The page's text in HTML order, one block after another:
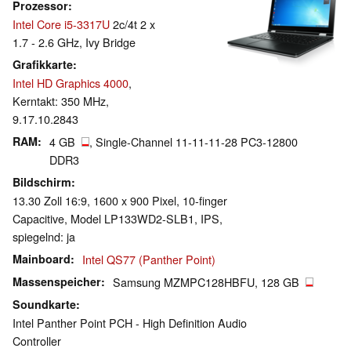
Prozessor
Intel Core i5-3317U2c/4t 2 x
1.7 - 2.6 GHz, Ivy Bridge
Grafikkarte
Intel HD Graphics 4000,
Kerntakt: 350 MHz,
9.17.10.2843
RAM 4 GB
, Single-Channel 11-11-11-28 PC3-12800
DDR3
Bildschirm
13.30 Zoll 16:9, 1600 x 900 Pixel, 10-finger
Capacitive, Model LP133WD2-SLB1, IPS,
spiegelnd: ja
Mainboard Intel QS77 (Panther Point)
Massenspeicher Samsung MZMPC128HBFU, 128 GB
Soundkarte
Intel Panther Point PCH - High Definition Audio
Controller